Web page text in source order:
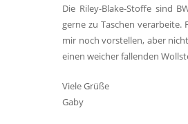
Die Riley-Blake-Stoffe sind
gerne zu Taschen
mir noch vorstellen, aber
einen weicher fallenden
Viele Grüße
Gaby